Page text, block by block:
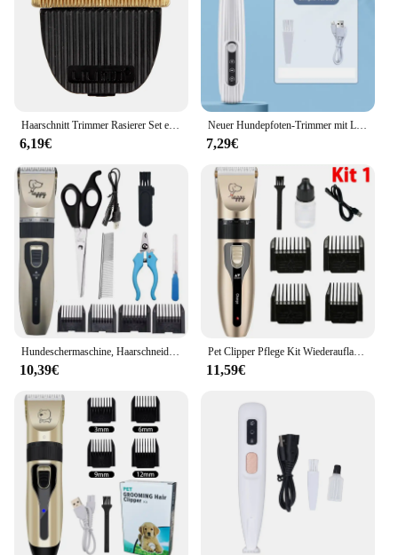
Haarschnitt Trimmer Rasierer Set elektrische Schere für Kaninchen Katze Welpen Pflege Clipper Cutter Haustier Haars ch neider Keramik klinge
6,19€
Neuer Hundepfoten-Trimmer mit LED-Licht, vollständig wasserdichter Tierhaarschneider mit LED-Anzeige, Hundeknipser für die Fellpflege, 18 mm breiter Klinge
7,29€
Hundeschermaschine, Haarschneidemaschine für Hunde, Fellpflege (Haustier/Katze/Hund/Kaninchen), Haarschnitt-Trimmer, Rasierer-Set, Haustiere, kabellos, wiederaufladbar, professionell
10,39€
Pet Clipper Pflege Kit Wiederaufladbare Pet Haar Trimmer Rasierer Haarschnitt Set Für Katze Hund Haar Schneiden Entferner Maschine Professionelle
11,59€